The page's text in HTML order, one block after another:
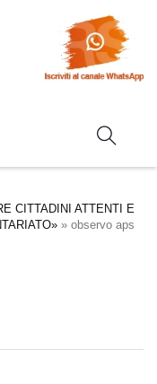
CITTADINI ATTENTI E
» observo aps